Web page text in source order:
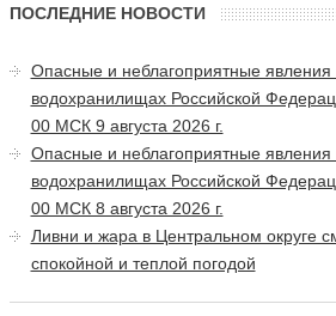
ПОСЛЕДНИЕ НОВОСТИ
Опасные и неблагоприятные явления
водохранилищах Российской
00 МСК 9 августа 2026 г.
Опасные и неблагоприятные явления
водохранилищах Российской
00 МСК 8 августа 2026 г.
Ливни и жара в Центральном округе
спокойной и теплой погодой